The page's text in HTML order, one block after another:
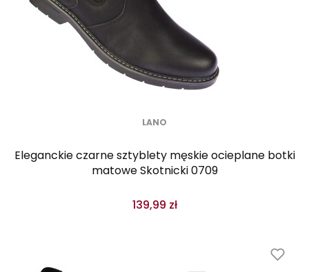
LANO
Eleganckie czarne sztyblety męskie ocieplane botki
matowe Skotnicki 0709
139,99 zł